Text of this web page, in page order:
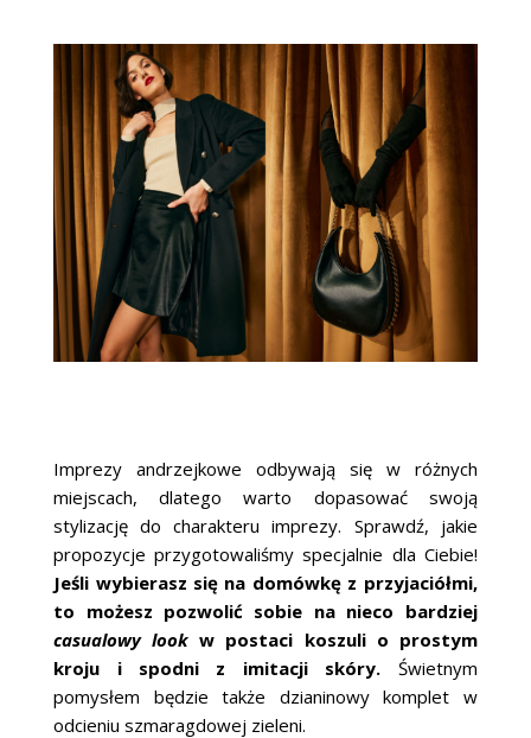
Imprezy andrzejkowe odbywają się w różnych
miejscach, dlatego warto dopasować swoją
stylizację do charakteru imprezy. Sprawdź, jakie
propozycje przygotowaliśmy specjalnie dla Ciebie!
Jeśli wybierasz się na domówkę z przyjaciółmi,
to możesz pozwolić sobie na nieco bardziej
casualowy look w postaci koszuli o prostym
kroju i spodni z imitacji skóry. Świetnym
pomysłem będzie także dzianinowy komplet w
odcieniu szmaragdowej zieleni.